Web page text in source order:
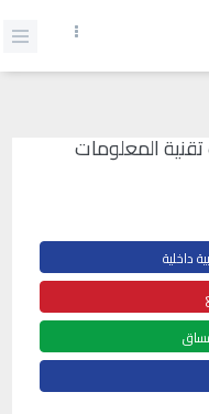
المعلومات
داخلية